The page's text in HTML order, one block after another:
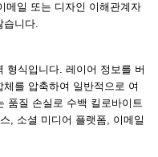
메일 또는 디자인 이해관계자
습니다.
형식입니다. 레이어 정보를 버
를 압축하여 일반적으로 여
품질 손실로 수백 킬로바이트
, 소셜 미디어 플랫폼, 이메일